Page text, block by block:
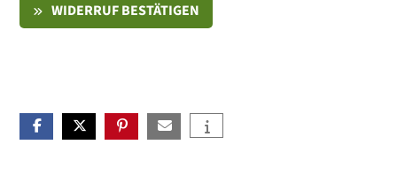
WIDERRUF BESTÄTIGEN